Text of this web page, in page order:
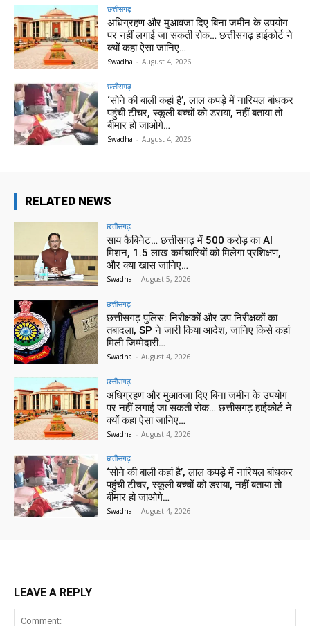
छत्तीसगढ़
अधिग्रहण और मुआवजा दिए बिना जमीन के उपयोग
पर नहीं लगाई जा सकती रोक… छत्तीसगढ़ हाईकोर्ट ने
क्यों कहा ऐसा जानिए…
Swadha - August 4, 2026
छत्तीसगढ़
‘सोने की बाली कहां है’, लाल कपड़े में नारियल बांधकर
पहुंची टीचर, स्कूली बच्चों को डराया, नहीं बताया तो
बीमार हो जाओगे…
Swadha - August 4, 2026
RELATED NEWS
छत्तीसगढ़
साय कैबिनेट… छत्तीसगढ़ में 500 करोड़ का AI
मिशन, 1.5 लाख कर्मचारियों को मिलेगा प्रशिक्षण,
और क्या खास जानिए…
Swadha - August 5, 2026
छत्तीसगढ़
छत्तीसगढ़ पुलिस: निरीक्षकों और उप निरीक्षकों का
तबादला, SP ने जारी किया आदेश, जानिए किसे कहां
मिली जिम्मेदारी…
Swadha - August 4, 2026
छत्तीसगढ़
अधिग्रहण और मुआवजा दिए बिना जमीन के उपयोग
पर नहीं लगाई जा सकती रोक… छत्तीसगढ़ हाईकोर्ट ने
क्यों कहा ऐसा जानिए…
Swadha - August 4, 2026
छत्तीसगढ़
‘सोने की बाली कहां है’, लाल कपड़े में नारियल बांधकर
पहुंची टीचर, स्कूली बच्चों को डराया, नहीं बताया तो
बीमार हो जाओगे…
Swadha - August 4, 2026
LEAVE A REPLY